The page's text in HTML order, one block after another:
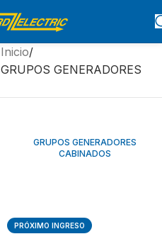
Inicio
GRUPOS GENERADORES
GRUPOS GENERADORES
CABINADOS
PRÓXIMO INGRESO